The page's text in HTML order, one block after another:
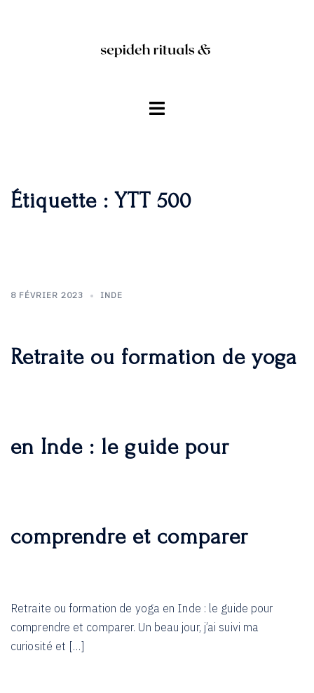
Ouvrir/fermer
Étiquette :YTT 500
8 FÉVRIER 2023 INDE
Retraite ou formation de yoga
en Inde : le guide pour
comprendre et comparer
Retraite ou formation de yoga en Inde : le guide pour
comprendre et comparer. Un beau jour, j’ai suivi ma
curiosité et […]